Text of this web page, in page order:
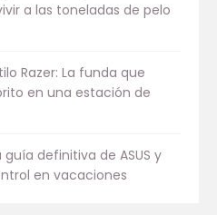
a las toneladas de pelo
Razer: La funda que
en una estación de
definitiva de ASUS y
en vacaciones